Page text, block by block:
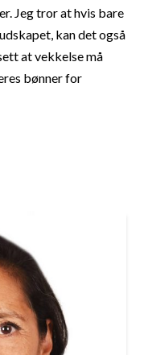
Jeg tror at hvis bare
kan det også
at vekkelse må
bønner for